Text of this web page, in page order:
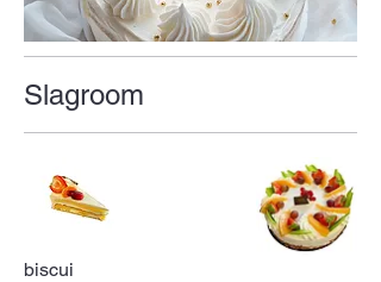
Slagroom
biscui